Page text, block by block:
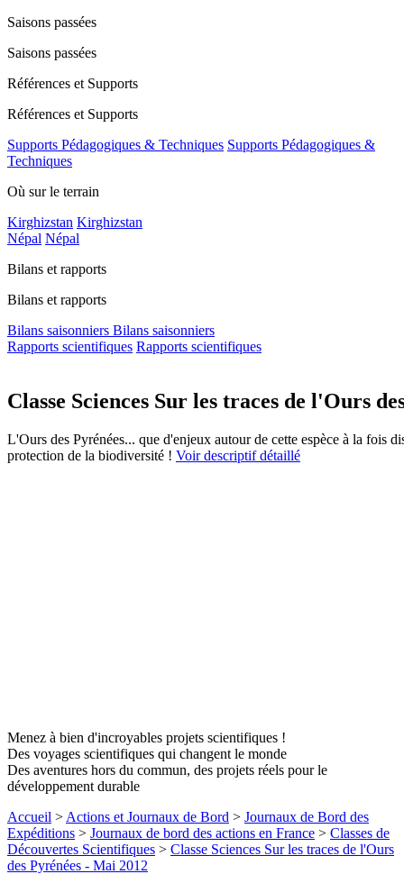
Saisons passées
Saisons passées
Références et Supports
Références et Supports
Supports Pédagogiques & Techniques Supports Pédagogiques &
Techniques
Où sur le terrain
Kirghizstan Kirghizstan
Népal Népal
Bilans et rapports
Bilans et rapports
Bilans saisonniers Bilans saisonniers
Rapports scientifiques Rapports scientifiques
Classe Sciences Sur les traces de l'Ours
L'Ours des Pyrénées... que d'enjeux autour de cette espèce à la fois
protection de la biodiversité ! Voir descriptif détaillé
Menez à bien d'incroyables projets scientifiques !
Des voyages scientifiques qui changent le monde
Des aventures hors du commun, des projets réels pour le
développement durable
Accueil > Actions et Journaux de Bord > Journaux de Bord des
Expéditions > Journaux de bord des actions en France > Classes de
Découvertes Scientifiques > Classe Sciences Sur les traces de l'Ours
des Pyrénées - Mai 2012